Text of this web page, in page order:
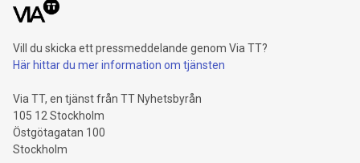
Vill du skicka ett pressmeddelande genom Via TT?
Här hittar du mer information om tjänsten
Via TT, en tjänst från TT Nyhetsbyrån
105 12 Stockholm
Östgötagatan 100
Stockholm